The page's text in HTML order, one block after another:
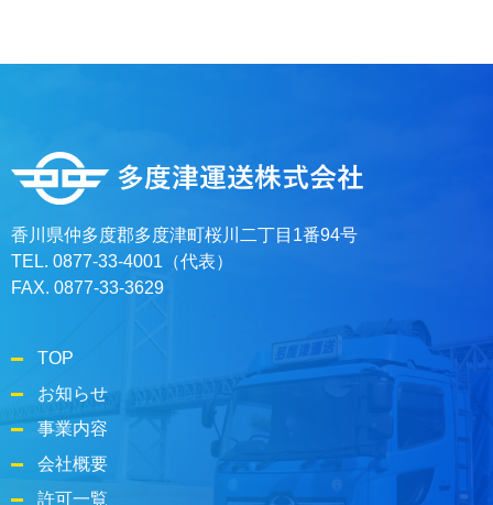
香川県仲多度郡多度津町桜川二丁目1番94号
TEL. 0877-33-4001（代表）
FAX. 0877-33-3629
TOP
お知らせ
事業内容
会社概要
許可一覧